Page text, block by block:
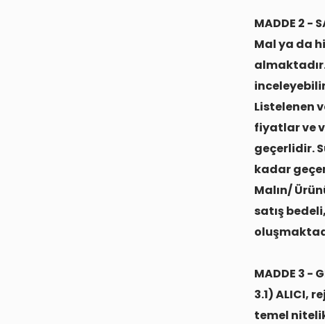
MADDE 2 -
Mal ya da
Listelenen
fiyatlar ve
geçerlidir.
kadar
Malın/
satış
MADDE 3 -
3.1) ALICI,
temel